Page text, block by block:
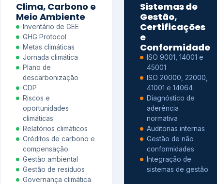
Clima, Carbono e
Meio Ambiente
Inventário de GEE
GHG Protocol
Metas climáticas
Jornada climática
Plano de
descarbonização
CDP
Riscos e
oportunidades
climáticas
Relatórios climáticos
Créditos de carbono e
compensação
Gestão ambiental
Gestão de resíduos
Governança climática
Sistemas de
Gestão,
Certificações
e
Conformidade
ISO 9001, 14001 e
45001
ISO 20000, 22000,
41001 e 14064
Diagnóstico de
aderência
normativa
Auditorias internas
Gestão de não
conformidades
Integração de
sistemas de gestão